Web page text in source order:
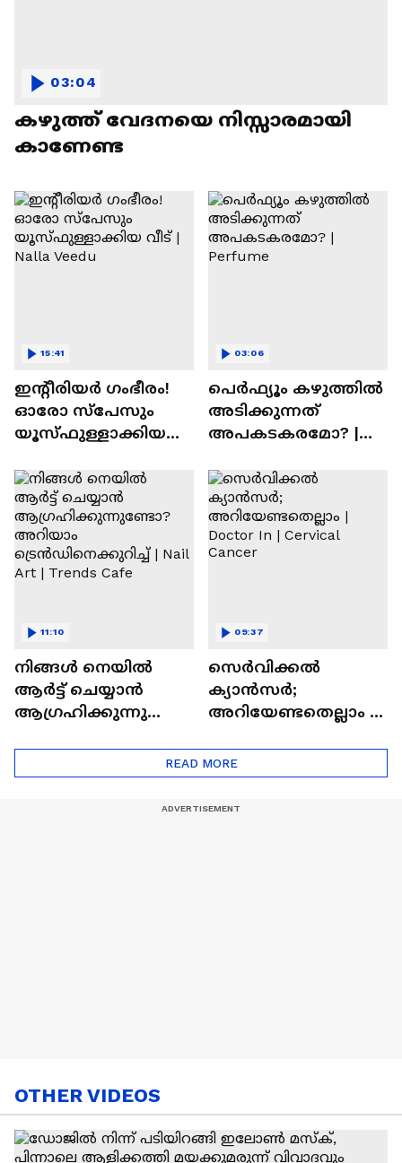
കഴുത്ത് വേദനയെ നിസ്സാരമായി
കാണേണ്ട
03:04
ഇന്റീരിയർ ഗംഭീരം!
ഓരോ സ്‌പേസും
യൂസ്ഫുള്ളാക്കിയ
15:41
പെർഫ്യൂം കഴുത്തിൽ
അടിക്കുന്നത്
അപകടകരമോ? |
03:06
നിങ്ങൾ നെയിൽ
ആർട്ട് ചെയ്യാൻ
ആഗ്രഹിക്കുന്നുണ്ടോ
ട്രെൻഡിനെക്കുറിച്ച് |
Nail Art | Trends Cafe
11:10
സെർവിക്കൽ
ക്യാൻസർ;
അറിയേണ്ടതെല്ലാം |
Cancer
09:37
READ MORE
OTHER VIDEOS